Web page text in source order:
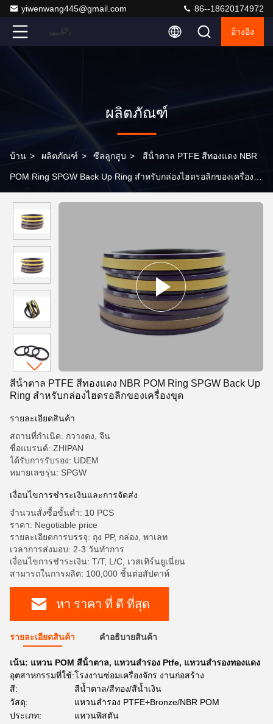
yiwenwang445@gmail.com 86--18620174972
อ้างอิง
ผลิตภัณฑ์
บ้าน > ผลิตภัณฑ์ > ซีลลูกสูบ > สีน้ําตาล PTFE สีทองแดง NBR
POM Ring SPGW Back Up Ring สําหรับกล่องไฮดรอลิกของเครื่อง
สีน้ําตาล PTFE สีทองแดง NBR POM Ring SPGW Back Up
Ring สําหรับกล่องไฮดรอลิกของเครื่องขุด
รายละเอียดสินค้า
สถานที่กำเนิด: กวางดง, จีน
ชื่อแบรนด์: ZHIPAN
ได้รับการรับรอง: UDEM
หมายเลขรุ่น: SPGW
เงื่อนไขการชําระเงินและการจัดส่ง
จำนวนสั่งซื้อขั้นต่ำ: 10 PCS
ราคา: Negotiable price
รายละเอียดการบรรจุ: ถุง PP, กล่อง, พาเลท
เวลาการส่งมอบ: 2-3 วันทำการ
เงื่อนไขการชำระเงิน: T/T, L/C, เวสเทิร์นยูเนี่ยน
สามารถในการผลิต: 100,000 ชิ้นต่อสัปดาห์
หา ราคา ที่ ดี ที่สุด
รายละเอียดสินค้า คําอธิบายสินค้า
เน้น: แหวน POM สีน้ําตาล, แหวนสำรอง Ptfe, แหวนสํารองทองแดง
อุตสาหกรรมที่ใช้:โรงงานซ่อมเครื่องจักร งานก่อสร้าง
สี:
สีน้ำตาล/สีทอง/สีน้ำเงิน
วัสดุ:
แหวนสำรอง PTFE+Bronze/NBR POM
ประเภท:
แหวนพิสตัน